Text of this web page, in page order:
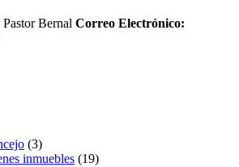
Bernal Correo Electrónico:
(3)
inmuebles (19)